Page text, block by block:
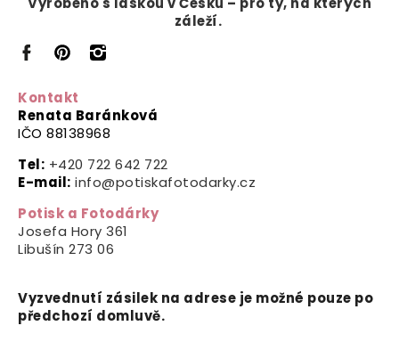
záleží.
Kontakt
Renata Baránková
IČO 88138968
Tel: +420 722 642 722
E-mail: info@potiskafotodarky.cz
Potisk a Fotodárky
Josefa Hory 361
Libušín 273 06
Vyzvednutí zásilek na adrese je možné pouze po
předchozí domluvě.